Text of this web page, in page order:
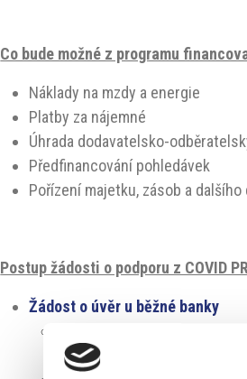
Co bude možné z programu
Náklady na mzdy a energie
Platby za nájemné
Úhrada dodavatelsko-
Předfinancování pohledávek
Pořízení majetku, zásob a
Postup žádosti o podporu z COVID
Žádost o úvěr u běžné banky
Covid Praha